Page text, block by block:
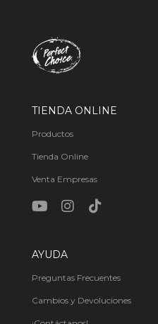
TIENDA ONLINE
Productos
Tienda Online
Venta Empresas
AYUDA
Preguntas Frecuentes
Cambios y Devoluciones